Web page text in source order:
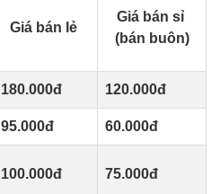
Giá bán lẻ
Giá bán sỉ
(bán buôn)
180.000đ 120.000đ
95.000đ 60.000đ
100.000đ 75.000đ